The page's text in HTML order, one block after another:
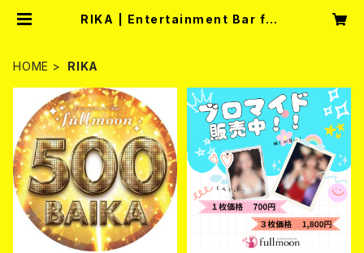
RIKA | Entertainment Bar full
HOME RIKA